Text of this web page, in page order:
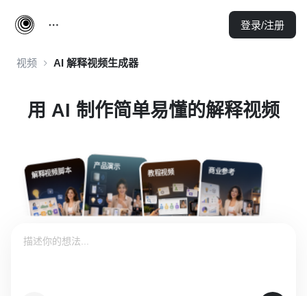
登录/注册
视频 AI 解释视频生成器
用 AI 制作简单易懂的解释视频
解释视频脚本 产品演示
教程视频 商业参考